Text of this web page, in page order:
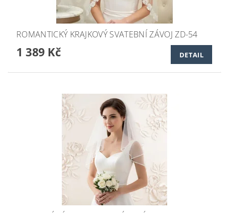
ROMANTICKÝ KRAJKOVÝ SVATEBNÍ ZÁVOJ ZD-54
1 389 Kč DETAIL